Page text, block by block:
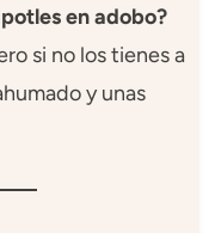
en adobo?
si no los tienes a
y unas